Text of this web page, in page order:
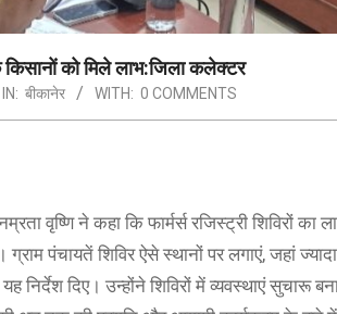
किसानों को मिले लाभ:जिला कलेक्टर
IN: बीकानेर WITH: 0 COMMENTS
वृष्णि ने कहा कि फार्मर्स रजिस्ट्री शिविरों
ग्राम पंचायतें शिविर ऐसे स्थानों पर लगाएं, जहां
निर्देश दिए। उन्होंने शिविरों में व्यवस्थाएं सुचारू